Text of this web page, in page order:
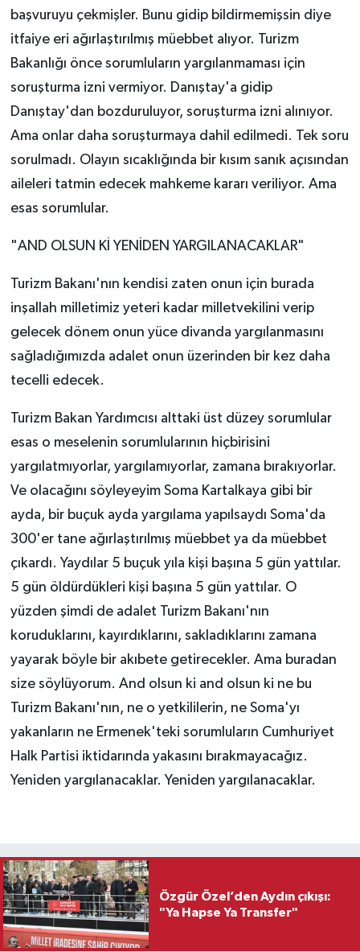
başvuruyu çekmişler. Bunu gidip bildirmemişsin diye
itfaiye eri ağırlaştırılmış müebbet alıyor. Turizm
Bakanlığı önce sorumluların yargılanmaması için
soruşturma izni vermiyor. Danıştay'a gidip
Danıştay'dan bozduruluyor, soruşturma izni alınıyor.
Ama onlar daha soruşturmaya dahil edilmedi. Tek soru
sorulmadı. Olayın sıcaklığında bir kısım sanık açısından
aileleri tatmin edecek mahkeme kararı veriliyor. Ama
esas sorumlular.
"AND OLSUN Kİ YENİDEN YARGILANACAKLAR"
Turizm Bakanı'nın kendisi zaten onun için burada
inşallah milletimiz yeteri kadar milletvekilini verip
gelecek dönem onun yüce divanda yargılanmasını
sağladığımızda adalet onun üzerinden bir kez daha
tecelli edecek.
Turizm Bakan Yardımcısı alttaki üst düzey sorumlular
esas o meselenin sorumlularının hiçbirisini
yargılatmıyorlar, yargılamıyorlar, zamana bırakıyorlar.
Ve olacağını söyleyeyim Soma Kartalkaya gibi bir
ayda, bir buçuk ayda yargılama yapılsaydı Soma'da
300'er tane ağırlaştırılmış müebbet ya da müebbet
çıkardı. Yaydılar 5 buçuk yıla kişi başına 5 gün yattılar.
5 gün öldürdükleri kişi başına 5 gün yattılar. O
yüzden şimdi de adalet Turizm Bakanı'nın
koruduklarını, kayırdıklarını, sakladıklarını zamana
yayarak böyle bir akıbete getirecekler. Ama buradan
size söylüyorum. And olsun ki and olsun ki ne bu
Turizm Bakanı'nın, ne o yetkililerin, ne Soma'yı
yakanların ne Ermenek'teki sorumluların Cumhuriyet
Halk Partisi iktidarında yakasını bırakmayacağız.
Yeniden yargılanacaklar. Yeniden yargılanacaklar.
Özgür Özel’den Aydın çıkışı:
"Ya Hapse Ya Transfer"